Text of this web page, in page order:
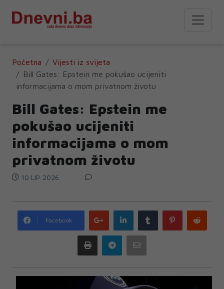
Početna
Vijesti iz svijeta
Bill Gates: Epstein me pokušao ucijeniti
informacijama o mom privatnom životu
Bill Gates: Epstein me
pokušao ucijeniti
informacijama o mom
privatnom životu
10 LIP 2026
Facebook
Google
plus
LinkedIn Tumblr Pinterest
Print Telegram